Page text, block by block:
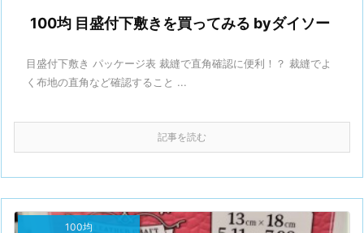
100均 目盛付下敷きを買ってみる byダイソー
目盛付下敷き パッケージ表 裁縫で直角確認に便利！？ 裁縫でよ
く布地の直角など確認すること ...
記事を読む
100均